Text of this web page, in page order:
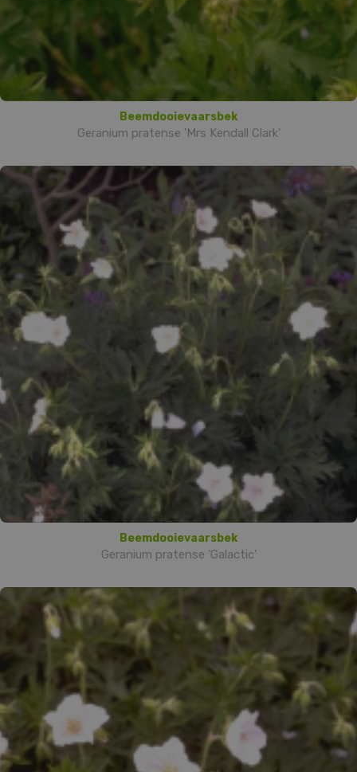
Beemdooievaarsbek
Geranium pratense 'Mrs Kendall Clark'
Beemdooievaarsbek
Geranium pratense 'Galactic'